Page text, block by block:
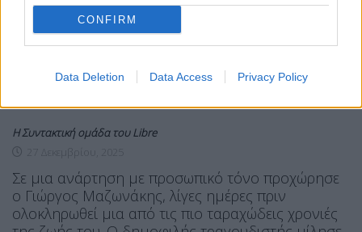
CONFIRM
Data Deletion Data Access Privacy Policy
“Σας ευχαριστώ για όλα, ήταν μια
χρονιά δοκιμασίας” – Το
Η Συντακτική ομάδα του Libre
Σε μια ανάρτηση με προσωπικό τόνο προχώρησε
ο Γιώργος Μαζωνάκης, λίγες ημέρες πριν
ολοκληρωθεί μια από τις πιο ταραχώδεις χρονιές